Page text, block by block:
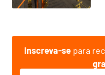
Inscreva-se para